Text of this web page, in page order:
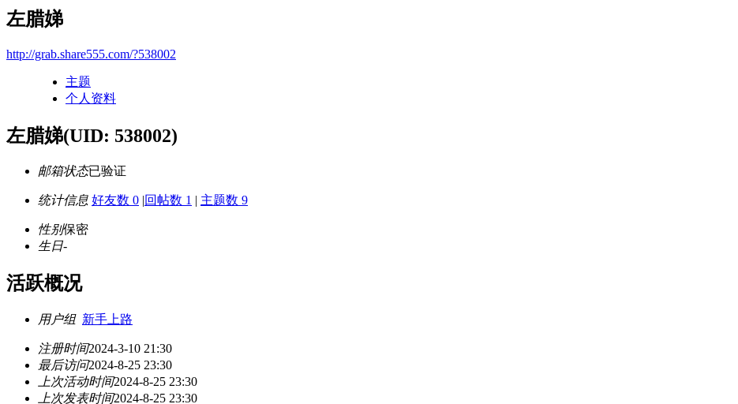
左腊娣
http://grab.share555.com/?538002
主题
个人资料
左腊娣(UID: 538002)
邮箱状态已验证
统计信息 好友数 0 |回帖数 1 | 主题数 9
性别保密
生日-
活跃概况
用户组 新手上路
注册时间2024-3-10 21:30
最后访问2024-8-25 23:30
上次活动时间2024-8-25 23:30
上次发表时间2024-8-25 23:30